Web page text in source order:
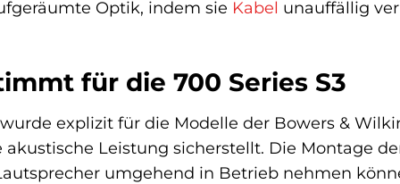
Optik, indem sie Kabel unauffällig
für die 700 Series S3
explizit für die Modelle der Bowers &
Leistung sicherstellt. Die Montage
umgehend in Betrieb nehmen